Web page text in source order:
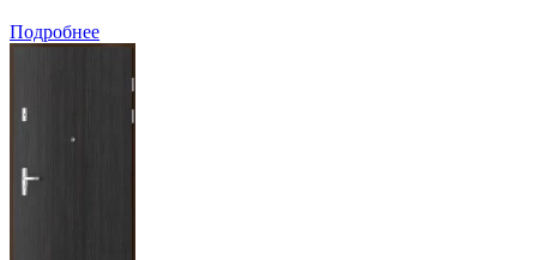
Подробнее